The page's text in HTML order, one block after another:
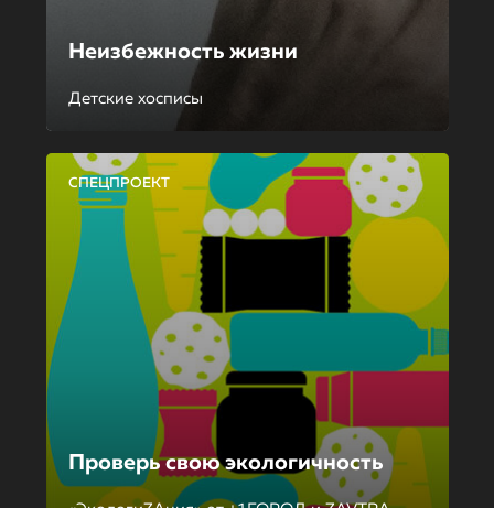
Неизбежность жизни
Детские хосписы
СПЕЦПРОЕКТ
Проверь свою экологичность